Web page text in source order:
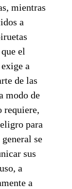
mientras
a
el
a
de las
modo de
requiere,
para
se
sus
a
a